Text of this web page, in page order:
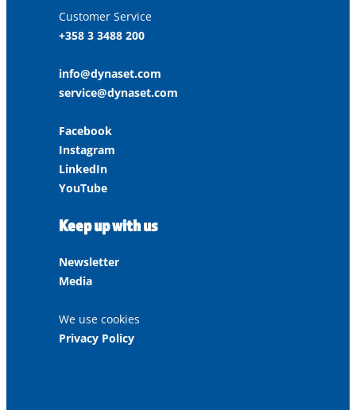
Customer Service
+358 3 3488 200
info@dynaset.com
service@dynaset.com
Facebook
Instagram
LinkedIn
YouTube
Keep up with us
Newsletter
Media
We use cookies
Privacy Policy